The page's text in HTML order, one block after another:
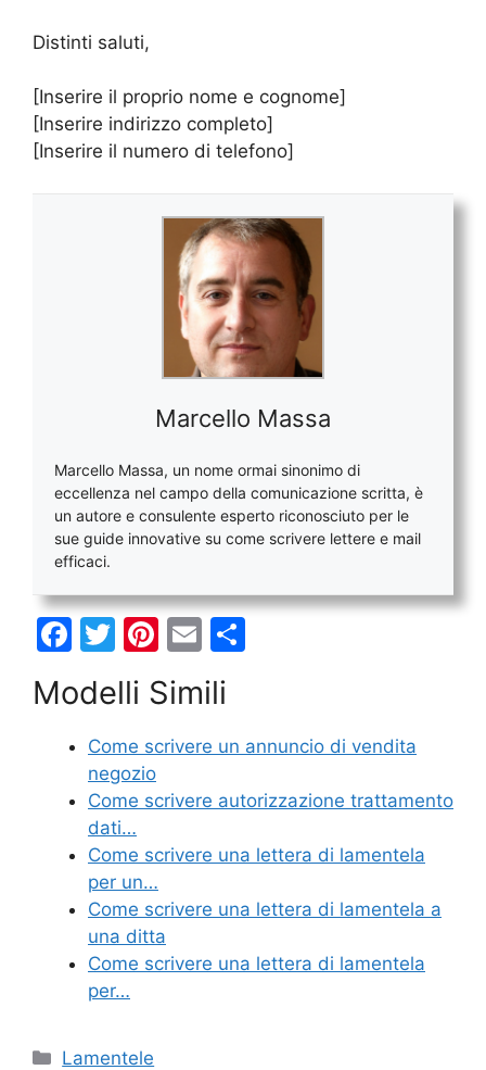
Distinti saluti,
[Inserire il proprio nome e cognome]
[Inserire indirizzo completo]
[Inserire il numero di telefono]
Marcello Massa
Marcello Massa, un nome ormai sinonimo di
eccellenza nel campo della comunicazione scritta, è
un autore e consulente esperto riconosciuto per le
sue guide innovative su come scrivere lettere e mail
efficaci.
F
c
e
b
o
o
k
T
itt
er
Pi
er
e
E
ai
l
di
di
Modelli Simili
Come scrivere un annuncio di vendita
negozio
Come scrivere autorizzazione trattamento
dati…
Come scrivere una lettera di lamentela
per un…
Come scrivere una lettera di lamentela a
una ditta
Come scrivere una lettera di lamentela
per…
Categorie
Lamentele